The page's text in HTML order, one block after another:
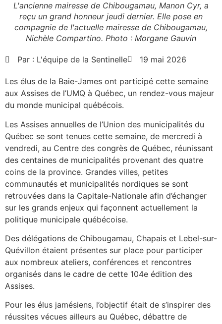
L'ancienne mairesse de Chibougamau, Manon Cyr, a
reçu un grand honneur jeudi dernier. Elle pose en
compagnie de l'actuelle mairesse de Chibougamau,
Nichèle Compartino. Photo : Morgane Gauvin
Par : L'équipe de la Sentinelle 19 mai 2026
Les élus de la Baie-James ont participé cette semaine
aux Assises de l’UMQ à Québec, un rendez-vous majeur
du monde municipal québécois.
Les Assises annuelles de l’Union des municipalités du
Québec se sont tenues cette semaine, de mercredi à
vendredi, au Centre des congrès de Québec, réunissant
des centaines de municipalités provenant des quatre
coins de la province. Grandes villes, petites
communautés et municipalités nordiques se sont
retrouvées dans la Capitale-Nationale afin d’échanger
sur les grands enjeux qui façonnent actuellement la
politique municipale québécoise.
Des délégations de Chibougamau, Chapais et Lebel-sur-
Quévillon étaient présentes sur place pour participer
aux nombreux ateliers, conférences et rencontres
organisés dans le cadre de cette 104e édition des
Assises.
Pour les élus jamésiens, l’objectif était de s’inspirer des
réussites vécues ailleurs au Québec, débattre de